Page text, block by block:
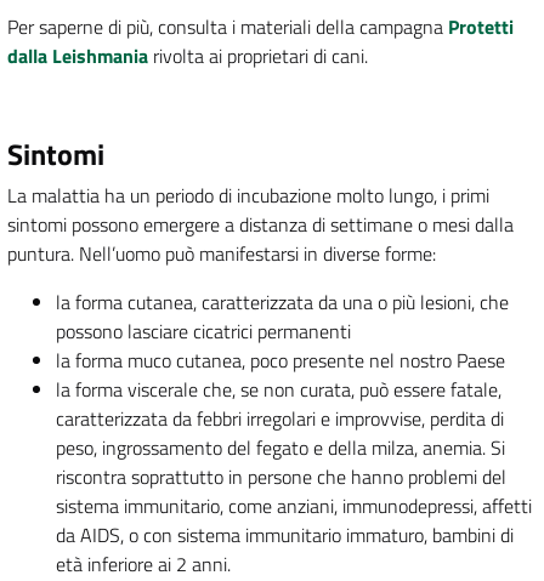
Per saperne di più, consulta i materiali della campagna Protetti
dalla Leishmania rivolta ai proprietari di cani.
Sintomi
La malattia ha un periodo di incubazione molto lungo, i primi
sintomi possono emergere a distanza di settimane o mesi dalla
puntura. Nell’uomo può manifestarsi in diverse forme:
la forma cutanea, caratterizzata da una o più lesioni, che
possono lasciare cicatrici permanenti
la forma muco cutanea, poco presente nel nostro Paese
la forma viscerale che, se non curata, può essere fatale,
caratterizzata da febbri irregolari e improvvise, perdita di
peso, ingrossamento del fegato e della milza, anemia. Si
riscontra soprattutto in persone che hanno problemi del
sistema immunitario, come anziani, immunodepressi, affetti
da AIDS, o con sistema immunitario immaturo, bambini di
età inferiore ai 2 anni.